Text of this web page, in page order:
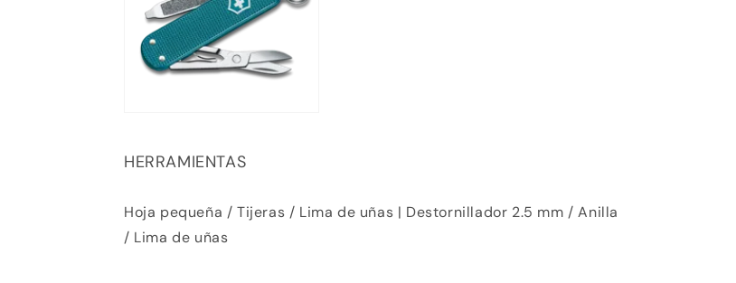
HERRAMIENTAS
Hoja pequeña / Tijeras / Lima de uñas | Destornillador 2.5 mm / Anilla
/ Lima de uñas
Agrega tu producto al carrito yelige pagar con
elige la
y confirma.
con saldo disponible, débito u